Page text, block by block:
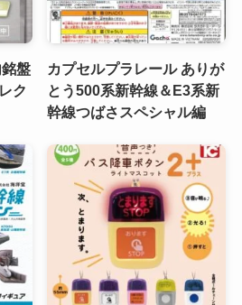
盤
ク
カプセルプラレール ありが
とう500系新幹線＆E3系新
幹線つばさスペシャル編